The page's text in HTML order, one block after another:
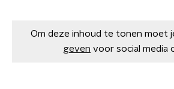
Om deze inhoud te tonen moet
geven voor social media